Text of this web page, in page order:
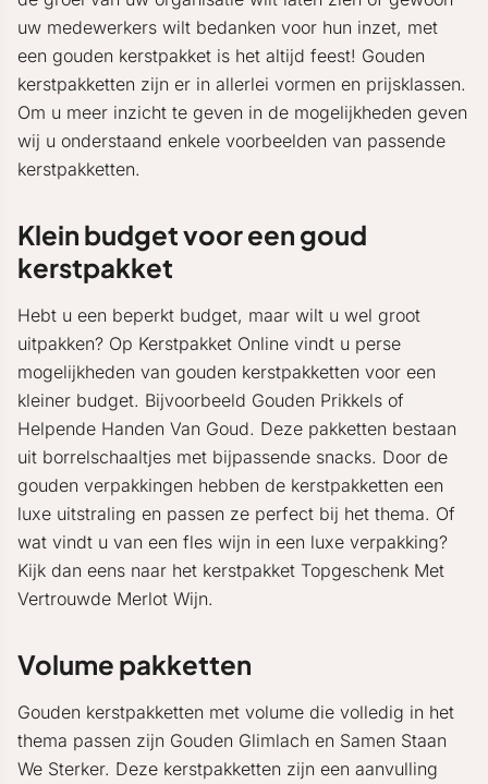
uw medewerkers wilt bedanken voor hun inzet, met
een gouden kerstpakket is het altijd feest! Gouden
kerstpakketten zijn er in allerlei vormen en prijsklassen.
Om u meer inzicht te geven in de mogelijkheden geven
wij u onderstaand enkele voorbeelden van passende
kerstpakketten.
Klein budget voor een goud
kerstpakket
Hebt u een beperkt budget, maar wilt u wel groot
uitpakken? Op Kerstpakket Online vindt u perse
mogelijkheden van gouden kerstpakketten voor een
kleiner budget. Bijvoorbeeld Gouden Prikkels of
Helpende Handen Van Goud. Deze pakketten bestaan
uit borrelschaaltjes met bijpassende snacks. Door de
gouden verpakkingen hebben de kerstpakketten een
luxe uitstraling en passen ze perfect bij het thema. Of
wat vindt u van een fles wijn in een luxe verpakking?
Kijk dan eens naar het kerstpakket Topgeschenk Met
Vertrouwde Merlot Wijn.
Volume pakketten
Gouden kerstpakketten met volume die volledig in het
thema passen zijn Gouden Glimlach en Samen Staan
We Sterker. Deze kerstpakketten zijn een aanvulling